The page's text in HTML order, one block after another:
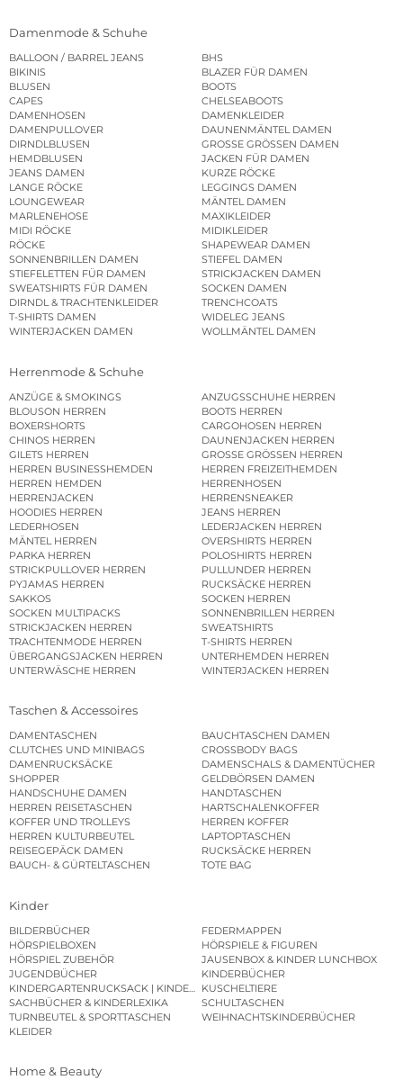
Damenmode & Schuhe
BALLOON / BARREL JEANS
BHS
BIKINIS
BLAZER FÜR DAMEN
BLUSEN
BOOTS
CAPES
CHELSEABOOTS
DAMENHOSEN
DAMENKLEIDER
DAMENPULLOVER
DAUNENMÄNTEL DAMEN
DIRNDLBLUSEN
GROSSE GRÖSSEN DAMEN
HEMDBLUSEN
JACKEN FÜR DAMEN
JEANS DAMEN
KURZE RÖCKE
LANGE RÖCKE
LEGGINGS DAMEN
LOUNGEWEAR
MÄNTEL DAMEN
MARLENEHOSE
MAXIKLEIDER
MIDI RÖCKE
MIDIKLEIDER
RÖCKE
SHAPEWEAR DAMEN
SONNENBRILLEN DAMEN
STIEFEL DAMEN
STIEFELETTEN FÜR DAMEN
STRICKJACKEN DAMEN
SWEATSHIRTS FÜR DAMEN
SOCKEN DAMEN
DIRNDL & TRACHTENKLEIDER
TRENCHCOATS
T-SHIRTS DAMEN
WIDELEG JEANS
WINTERJACKEN DAMEN
WOLLMÄNTEL DAMEN
Herrenmode & Schuhe
ANZÜGE & SMOKINGS
ANZUGSSCHUHE HERREN
BLOUSON HERREN
BOOTS HERREN
BOXERSHORTS
CARGOHOSEN HERREN
CHINOS HERREN
DAUNENJACKEN HERREN
GILETS HERREN
GROSSE GRÖSSEN HERREN
HERREN BUSINESSHEMDEN
HERREN FREIZEITHEMDEN
HERREN HEMDEN
HERRENHOSEN
HERRENJACKEN
HERRENSNEAKER
HOODIES HERREN
JEANS HERREN
LEDERHOSEN
LEDERJACKEN HERREN
MÄNTEL HERREN
OVERSHIRTS HERREN
PARKA HERREN
POLOSHIRTS HERREN
STRICKPULLOVER HERREN
PULLUNDER HERREN
PYJAMAS HERREN
RUCKSÄCKE HERREN
SAKKOS
SOCKEN HERREN
SOCKEN MULTIPACKS
SONNENBRILLEN HERREN
STRICKJACKEN HERREN
SWEATSHIRTS
TRACHTENMODE HERREN
T-SHIRTS HERREN
ÜBERGANGSJACKEN HERREN
UNTERHEMDEN HERREN
UNTERWÄSCHE HERREN
WINTERJACKEN HERREN
Taschen & Accessoires
DAMENTASCHEN
BAUCHTASCHEN DAMEN
CLUTCHES UND MINIBAGS
CROSSBODY BAGS
DAMENRUCKSÄCKE
DAMENSCHALS & DAMENTÜCHER
SHOPPER
GELDBÖRSEN DAMEN
HANDSCHUHE DAMEN
HANDTASCHEN
HERREN REISETASCHEN
HARTSCHALENKOFFER
KOFFER UND TROLLEYS
HERREN KOFFER
HERREN KULTURBEUTEL
LAPTOPTASCHEN
REISEGEPÄCK DAMEN
RUCKSÄCKE HERREN
BAUCH- & GÜRTELTASCHEN
TOTE BAG
Kinder
BILDERBÜCHER
FEDERMAPPEN
HÖRSPIELBOXEN
HÖRSPIELE & FIGUREN
HÖRSPIEL ZUBEHÖR
JAUSENBOX & KINDER LUNCHBOX
JUGENDBÜCHER
KINDERBÜCHER
KINDERGARTENRUCKSACK | KINDERGARTENBEUTEL
KUSCHELTIERE
SACHBÜCHER & KINDERLEXIKA
SCHULTASCHEN
TURNBEUTEL & SPORTTASCHEN
WEIHNACHTSKINDERBÜCHER
KLEIDER
Home & Beauty